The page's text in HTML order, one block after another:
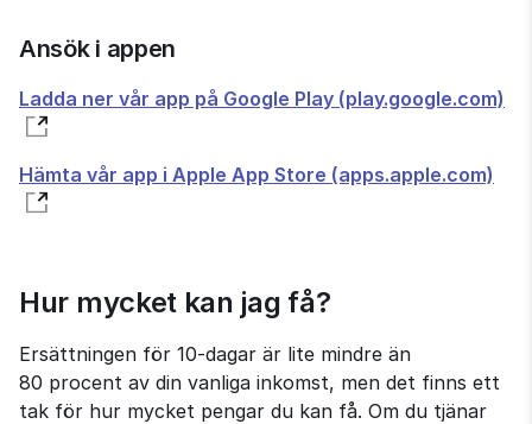
Ansök i appen
Ladda ner vår app på Google Play (play.google.com)
Hämta vår app i Apple App Store (apps.apple.com)
Hur mycket kan jag få?
Ersättningen för 10‑dagar är lite mindre än
80 procent av din vanliga inkomst, men det finns ett
tak för hur mycket pengar du kan få. Om du tjänar